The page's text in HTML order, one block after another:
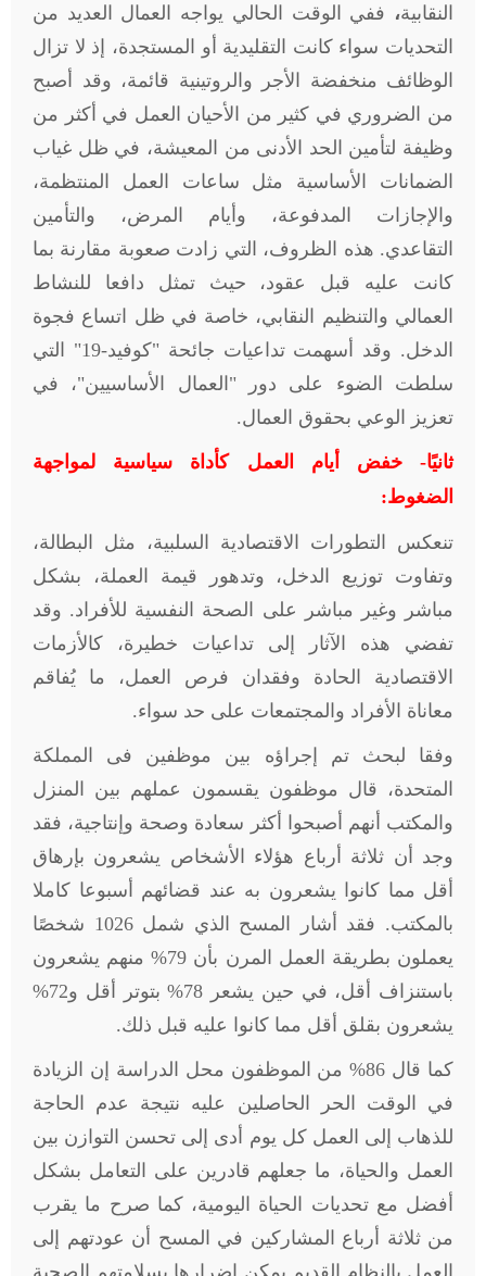
النقابية، ففي الوقت الحالي يواجه العمال العديد من
التحديات سواء كانت التقليدية أو المستجدة، إذ لا تزال
الوظائف منخفضة الأجر والروتينية قائمة، وقد أصبح
من الضروري في كثير من الأحيان العمل في أكثر من
وظيفة لتأمين الحد الأدنى من المعيشة، في ظل غياب
الضمانات الأساسية مثل ساعات العمل المنتظمة،
والإجازات المدفوعة، وأيام المرض، والتأمين
التقاعدي. هذه الظروف، التي زادت صعوبة مقارنة بما
كانت عليه قبل عقود، حيث تمثل دافعا للنشاط
العمالي والتنظيم النقابي، خاصة في ظل اتساع فجوة
الدخل. وقد أسهمت تداعيات جائحة "كوفيد-19" التي
سلطت الضوء على دور "العمال الأساسيين"، في
تعزيز الوعي بحقوق العمال.
ثانيًا- خفض أيام العمل كأداة سياسية لمواجهة
الضغوط:
تنعكس التطورات الاقتصادية السلبية، مثل البطالة،
وتفاوت توزيع الدخل، وتدهور قيمة العملة، بشكل
مباشر وغير مباشر على الصحة النفسية للأفراد. وقد
تفضي هذه الآثار إلى تداعيات خطيرة، كالأزمات
الاقتصادية الحادة وفقدان فرص العمل، ما يُفاقم
معاناة الأفراد والمجتمعات على حد سواء.
وفقا لبحث تم إجراؤه بين موظفين فى المملكة
المتحدة، قال موظفون يقسمون عملهم بين المنزل
والمكتب أنهم أصبحوا أكثر سعادة وصحة وإنتاجية، فقد
وجد أن ثلاثة أرباع هؤلاء الأشخاص يشعرون بإرهاق
أقل مما كانوا يشعرون به عند قضائهم أسبوعا كاملا
بالمكتب. فقد أشار المسح الذي شمل 1026 شخصًا
يعملون بطريقة العمل المرن بأن 79% منهم يشعرون
باستنزاف أقل، في حين يشعر 78% بتوتر أقل و72%
يشعرون بقلق أقل مما كانوا عليه قبل ذلك.
كما قال 86% من الموظفون محل الدراسة إن الزيادة
في الوقت الحر الحاصلين عليه نتيجة عدم الحاجة
للذهاب إلى العمل كل يوم أدى إلى تحسن التوازن بين
العمل والحياة، ما جعلهم قادرين على التعامل بشكل
أفضل مع تحديات الحياة اليومية، كما صرح ما يقرب
من ثلاثة أرباع المشاركين في المسح أن عودتهم إلى
العمل بالنظام القديم يمكن إضرارها بسلامتهم الصحية